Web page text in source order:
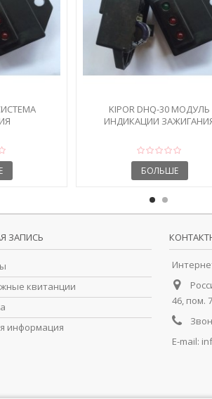
KIPOR DHQ-30 МОДУЛЬ
ИНДИКАЦИИ
БОЛЬШЕ
ЗАПИСЬ
квитанции
информация
46, пом.
E-mail: